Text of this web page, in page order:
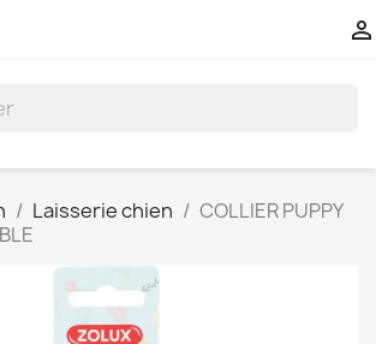

Laisserie chien
COLLIER PUPPY